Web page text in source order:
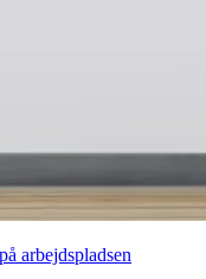
arbejdspladsen